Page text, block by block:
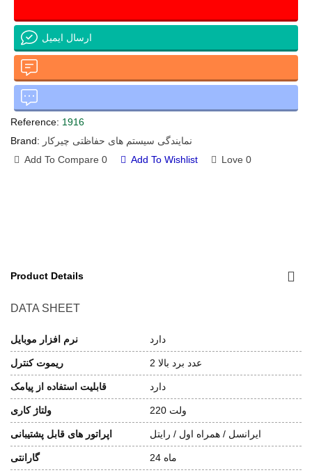
ارسال ایمیل
Reference: 1916
Brand: نمایندگی سیستم های حفاظتی چیرکار
Add To Compare 0 Add To Wishlist Love 0
Product Details
DATA SHEET
نرم افزار موبایل دارد
ریموت کنترل 2 عدد برد بالا
قابلیت استفاده از پیامک دارد
ولتاژ کاری 220 ولت
اپراتور های قابل پشتیبانی ایرانسل / همراه اول / رایتل
گارانتی 24 ماه